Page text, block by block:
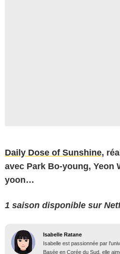
Daily Dose of Sunshine,
avec Park Bo-young, Yeon
yoon…
1 saison disponible sur
Isabelle Ratane
Isabelle est passionnée par
Basée en Corée du Sud, elle